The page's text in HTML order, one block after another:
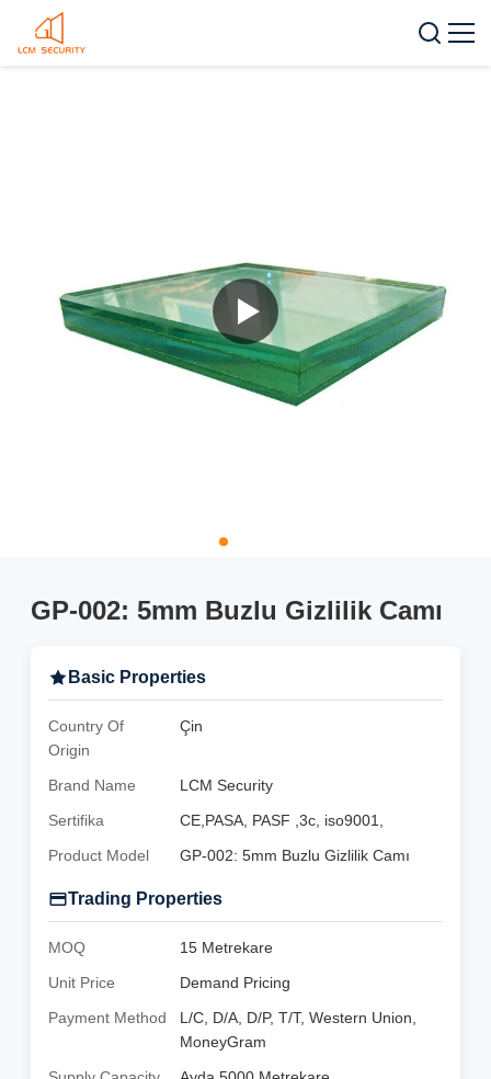
GP-002: 5mm Buzlu Gizlilik Camı
Basic Properties
Country Of
Origin
Çin
Brand Name
LCM Security
Sertifika
CE,PASA, PASF ,3c, iso9001,
Product Model
GP-002: 5mm Buzlu Gizlilik Camı
Trading Properties
MOQ
15 Metrekare
Unit Price
Demand Pricing
Payment Method
L/C, D/A, D/P, T/T, Western Union,
MoneyGram